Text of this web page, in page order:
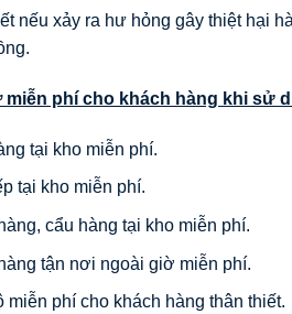
nếu xảy ra hư hỏng gây thiệt hại
miễn phí cho khách hàng khi sử
tại kho miễn phí.
tại kho miễn phí.
cẩu hàng tại kho miễn phí.
tận nơi ngoài giờ miễn phí.
miễn phí cho khách hàng thân thiết.